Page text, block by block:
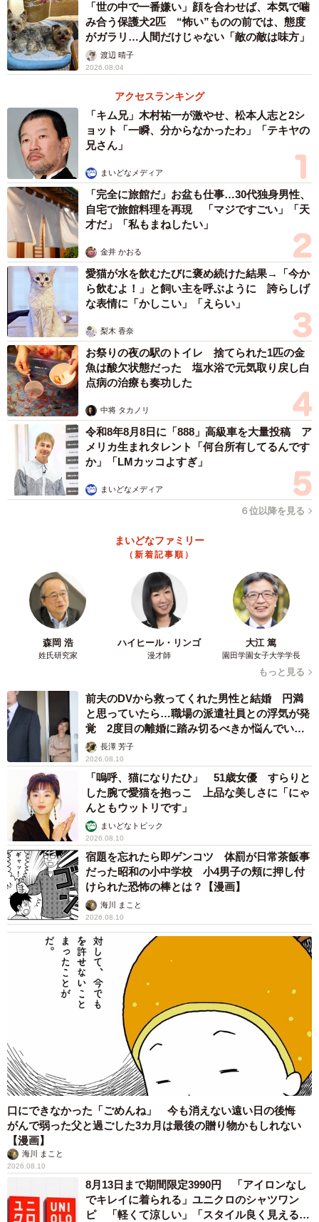
当時は先住猫がいたため、保護後は里親募集を考えていた
という飼い主さん。しかし、ケガの治療のために病院へ連
れて行くと、事態は想像以上に深刻であることが判明しま
「獣医さんからお腹の張りが気になると言われ、調べると
骨盤を骨折していて自力では便を出せない状態であること
がわかりました。一生、薬との付き合いになると言われ…
里親さんを探すのは難しいだろうと。『このまま放ってお
けない』。そう思って、我が家で迎え入れることにしまし
た」
豪快で大胆、お迎え後は「手に負えない」と悩む
ことも
4/13
保護から4日目、受信後、カラーをつけたこたろくん（画像提供：ぴてさ
そうして飼い主さんの家にやって来たこたろくん。初日は
「ずっとぐったりしていて、ケージの中ですぐに寝始めま
した」と、命をつなぐために体力を振り絞っているようで
しかし翌日、病院から帰宅すると驚きの行動を見せます。
「サイズの合わない大きなカラーを巻いたまま、家中を探
索し始めました。カラーを気にする素振りもなく、『初め
からこれつけてました』と言わんばかりの振る舞いに、豪
快な性格が垣間見えましたね」
こうして、飼い主さんのもとで新たな“猫生”を歩み始めたこ
たろくん。現在は薬と病院で勧められたフードで排泄もで
きているため、「特別な工夫はしていません」と飼い主さ
「世の中で一番嫌い」顔を合わせば、本気で噛
み合う保護犬2匹 “怖い”ものの前では、態度
がガラリ…人間だけじゃない「敵の敵は味方」
渡辺 晴子
2026.08.04
アクセスランキング
「キム兄」木村祐一が激やせ、松本人志と2シ
ョット「一瞬、分からなかったわ」「テキヤの
兄さん」
まいどなメディア
「完全に旅館だ」お盆も仕事…30代独身男性、
自宅で旅館料理を再現 「マジですごい」「天
才だ」「私もまねしたい」
金井 かおる
愛猫が水を飲むたびに褒め続けた結果→「今か
ら飲むよ！」と飼い主を呼ぶように 誇らしげ
な表情に「かしこい」「えらい」
梨木 香奈
お祭りの夜の駅のトイレ 捨てられた1匹の金
魚は酸欠状態だった 塩水浴で元気取り戻し白
点病の治療も奏功した
中将 タカノリ
令和8年8月8日に「888」高級車を大量投稿 ア
メリカ生まれタレント「何台所有してるんです
か」「LMカッコよすぎ」
まいどなメディア
６位以降を見る
まいどなファミリー
（新着記事順）
森岡 浩
姓氏研究家
ハイヒール・リンゴ
漫才師
大江 篤
園田学園女子大学学長
もっと見る
前夫のDVから救ってくれた男性と結婚 円満
と思っていたら…職場の派遣社員との浮気が発
覚 2度目の離婚に踏み切るべきか悩んでいま
す【夫婦関係修復カウンセラーが解説】
長澤 芳子
2026.08.10
「嗚呼、猫になりたひ」 51歳女優 すらりと
した腕で愛猫を抱っこ 上品な美しさに「にゃ
んともウットリです」
まいどなトピック
2026.08.10
宿題を忘れたら即ゲンコツ 体罰が日常茶飯事
だった昭和の小中学校 小4男子の頬に押し付
けられた恐怖の棒とは？【漫画】
海川 まこと
2026.08.10
口にできなかった「ごめんね」 今も消えない遠い日の後悔
がんで弱った父と過ごした3カ月は最後の贈り物かもしれない
【漫画】
海川 まこと
2026.08.10
8月13日まで期間限定3990円 「アイロンなし
でキレイに着られる」ユニクロのシャツワン
ピ 「軽くて涼しい」「スタイル良く見える」